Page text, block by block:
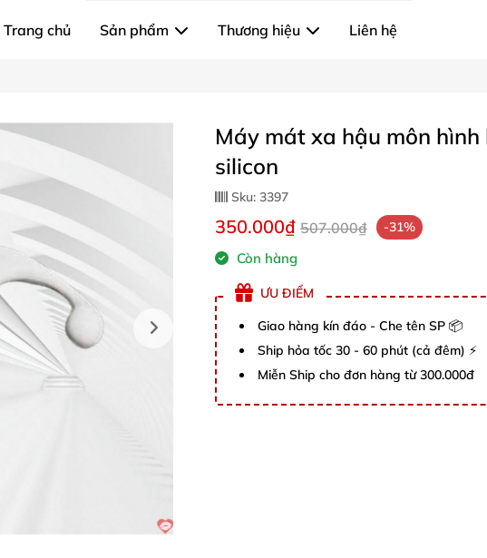
Trang chủ Sản phẩm Thương hiệu Liên hệ
Máy mát xa hậu môn
silicon
Sku: 3397
350.000₫ 507.000₫ -31%
Còn hàng
ƯU ĐIỂM
Giao hàng kín đáo - Che tên SP 📦
Ship hỏa tốc 30 - 60 phút (cả đêm) ⚡
Miễn Ship cho đơn hàng từ 300.000đ